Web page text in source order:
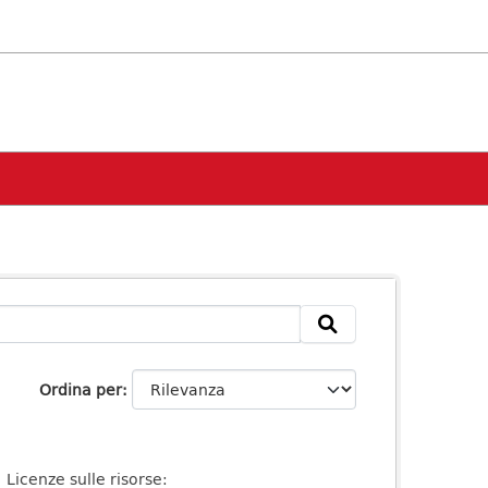
Ordina per
Licenze sulle risorse: